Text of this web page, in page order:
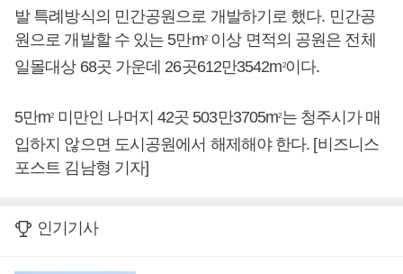
발 특례방식의 민간공원으로 개발하기로 했다. 민간공
원으로 개발할 수 있는 5만m2이상 면적의 공원은 전체
일몰대상 68곳 가운데 26곳612만3542m2이다.
5만m2미만인 나머지 42곳 503만3705m2는 청주시가 매
입하지 않으면 도시공원에서 해제해야 한다. [비즈니스
포스트 김남형 기자]
인기기사